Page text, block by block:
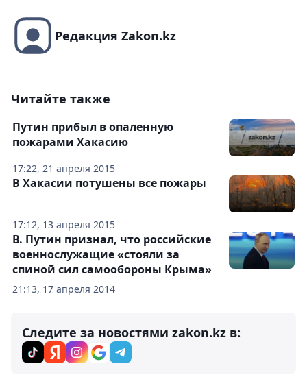
Редакция Zakon.kz
Читайте также
17:22, 21 апреля 2015
Путин прибыл в опаленную
пожарами Хакасию
17:12, 13 апреля 2015
В Хакасии потушены все пожары
21:13, 17 апреля 2014
В. Путин признал, что российские
военнослужащие «стояли за
спиной сил самообороны Крыма»
Следите за новостями zakon.kz в: